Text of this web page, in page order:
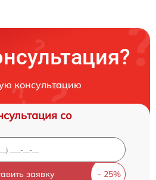
консультацию
со
заявку